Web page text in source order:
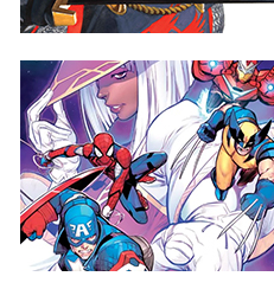
4 comentarios
MARVEL PREVIEW
MARVEL TÔKON: FIRST
STRIKE #1
A continuación puedes ver la portada y
las primeras páginas del...
Sé el primero en comentar ▶